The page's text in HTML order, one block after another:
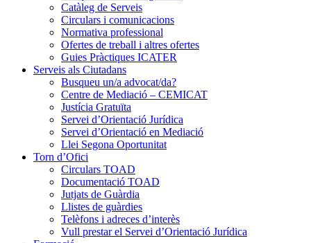
Catàleg de Serveis
Circulars i comunicacions
Normativa professional
Ofertes de treball i altres ofertes
Guies Pràctiques ICATER
Serveis als Ciutadans
Busqueu un/a advocat/da?
Centre de Mediació – CEMICAT
Justícia Gratuïta
Servei d’Orientació Jurídica
Servei d’Orientació en Mediació
Llei Segona Oportunitat
Torn d’Ofici
Circulars TOAD
Documentació TOAD
Jutjats de Guàrdia
Llistes de guàrdies
Telèfons i adreces d’interès
Vull prestar el Servei d’Orientació Jurídica